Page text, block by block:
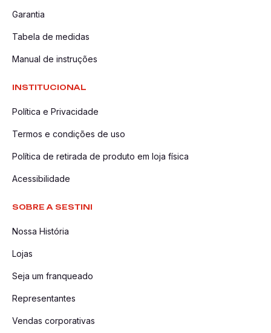
Garantia
Tabela de medidas
Manual de instruções
INSTITUCIONAL
Política e Privacidade
Termos e condições de uso
Política de retirada de produto em loja física
Acessibilidade
SOBRE A SESTINI
Nossa História
Lojas
Seja um franqueado
Representantes
Vendas corporativas